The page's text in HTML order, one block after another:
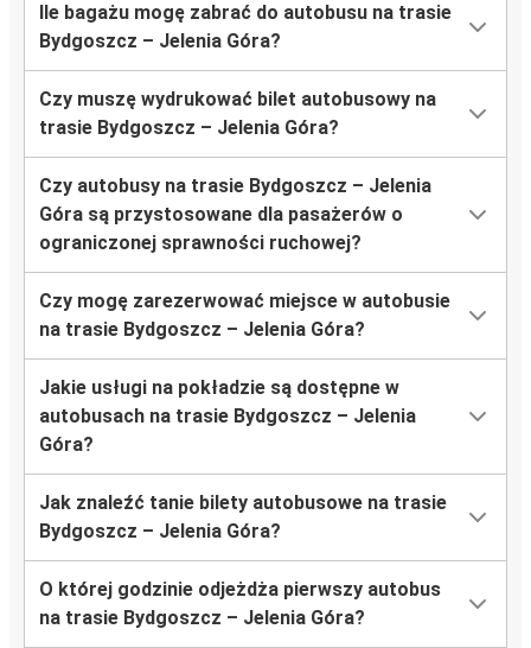
Ile bagażu mogę zabrać do autobusu na trasie
Bydgoszcz – Jelenia Góra?
Czy muszę wydrukować bilet autobusowy na
trasie Bydgoszcz – Jelenia Góra?
Czy autobusy na trasie Bydgoszcz – Jelenia
Góra są przystosowane dla pasażerów o
ograniczonej sprawności ruchowej?
Czy mogę zarezerwować miejsce w autobusie
na trasie Bydgoszcz – Jelenia Góra?
Jakie usługi na pokładzie są dostępne w
autobusach na trasie Bydgoszcz – Jelenia
Góra?
Jak znaleźć tanie bilety autobusowe na trasie
Bydgoszcz – Jelenia Góra?
O której godzinie odjeżdża pierwszy autobus
na trasie Bydgoszcz – Jelenia Góra?